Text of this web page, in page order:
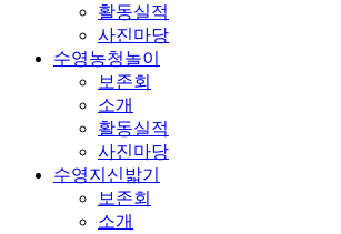
활동실적
사진마당
수영농청놀이
보존회
소개
활동실적
사진마당
수영지신밟기
보존회
소개